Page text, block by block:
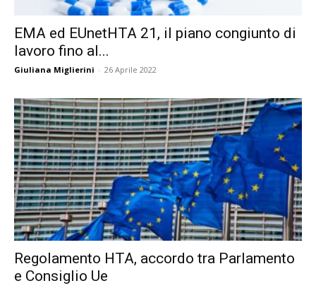
EMA ed EUnetHTA 21, il piano congiunto di
lavoro fino al...
Giuliana Miglierini - 26 Aprile 2022
Regolamento HTA, accordo tra Parlamento
e Consiglio Ue